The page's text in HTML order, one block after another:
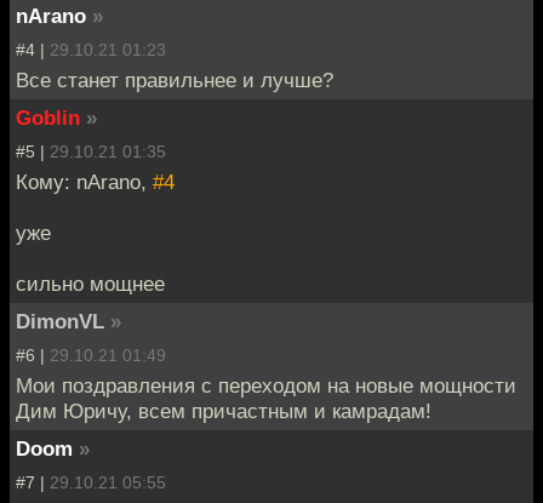
nArano »
#4 | 29.10.21 01:23
Все станет правильнее и лучше?
Goblin »
#5 | 29.10.21 01:35
Кому: nArano, #4
уже
сильно мощнее
DimonVL »
#6 | 29.10.21 01:49
Мои поздравления с переходом на новые мощности
Дим Юричу, всем причастным и камрадам!
Doom »
#7 | 29.10.21 05:55